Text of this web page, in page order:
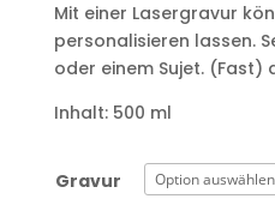
Mit einer Lasergravur
personalisieren lassen.
oder einem Sujet. (Fast)
Inhalt: 500 ml
Gravur